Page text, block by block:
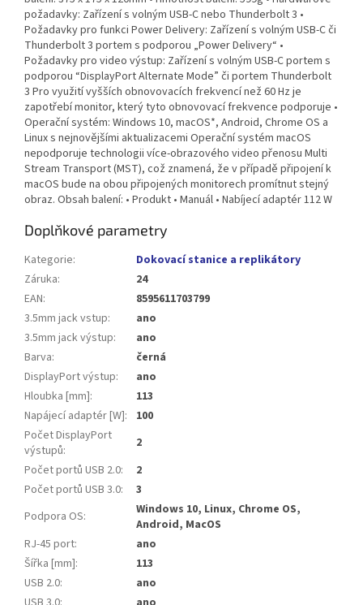
požadavky: Zařízení s volným USB-C nebo Thunderbolt 3 •
Požadavky pro funkci Power Delivery: Zařízení s volným USB-C či
Thunderbolt 3 portem s podporou „Power Delivery“ •
Požadavky pro video výstup: Zařízení s volným USB-C portem s
podporou “DisplayPort Alternate Mode” či portem Thunderbolt
3 Pro využití vyšších obnovovacích frekvencí než 60 Hz je
zapotřebí monitor, který tyto obnovovací frekvence podporuje •
Operační systém: Windows 10, macOS*, Android, Chrome OS a
Linux s nejnovějšími aktualizacemi Operační systém macOS
nepodporuje technologii více-obrazového video přenosu Multi
Stream Transport (MST), což znamená, že v případě připojení k
macOS bude na obou připojených monitorech promítnut stejný
obraz. Obsah balení: • Produkt • Manuál • Nabíjecí adaptér 112 W
Doplňkové parametry
Kategorie:
Dokovací stanice a replikátory
Záruka:
24
EAN:
8595611703799
3.5mm jack vstup:
ano
3.5mm jack výstup:
ano
Barva:
černá
DisplayPort výstup:
ano
Hloubka [mm]:
113
Napájecí adaptér [W]:
100
Počet DisplayPort
výstupů:
2
Počet portů USB 2.0:
2
Počet portů USB 3.0:
3
Podpora OS:
Windows 10, Linux, Chrome OS,
Android, MacOS
RJ-45 port:
ano
Šířka [mm]:
113
USB 2.0:
ano